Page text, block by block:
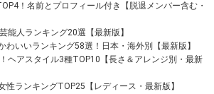
！名前とプロフィール付き【脱退メンバー含む・
能人ランキング20選【最新版】
わいいランキング58選！日本・海外別【最新版】
ヘアスタイル3種TOP10【長さ＆アレンジ別・最新
性ランキングTOP25【レディース・最新版】